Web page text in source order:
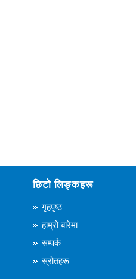
छिटो लिङ्कहरू
गृहपृष्ठ
हाम्रो बारेमा
सम्पर्क
स्रोतहरू